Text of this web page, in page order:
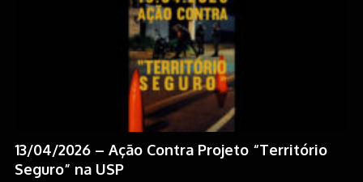
13/04/2026 – Ação Contra Projeto “Território
Seguro” na USP